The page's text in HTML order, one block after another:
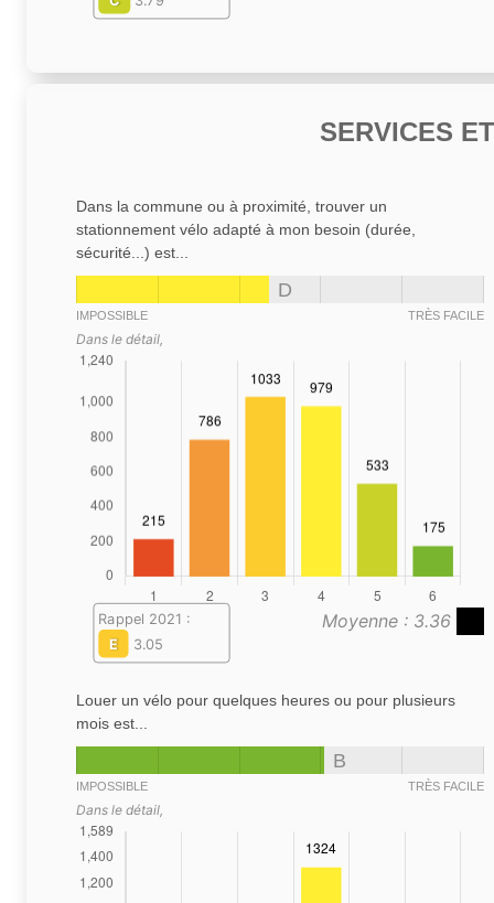
SERVICES
Dans la commune ou à proximité, trouver un
stationnement vélo adapté à mon besoin (durée,
sécurité...) est...
D
IMPOSSIBLE TRÈS FACILE
Dans le détail,
Moyenne : 3.36
Rappel 2021 :
E
3.05
Louer un vélo pour quelques heures ou pour plusieurs
mois est...
B
IMPOSSIBLE TRÈS FACILE
Dans le détail,